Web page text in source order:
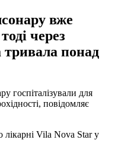
вже
через
тривала понад
госпіталізували для
повідомляє
лікарні Vila Nova Star у